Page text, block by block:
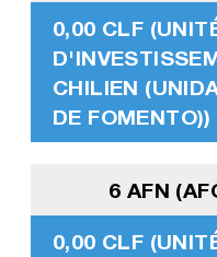
0,00 CLF
CHILIEN
DE FOMENTO))
6 AFN
0,00 CLF